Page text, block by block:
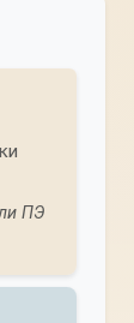
ПЭ